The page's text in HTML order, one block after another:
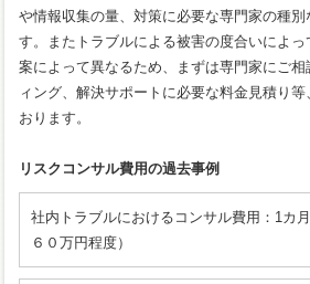
や情報収集の量、対策に必要な専門家の種別
す。またトラブルによる被害の度合いによ
案によって異なるため、まずは専門家にご
ィング、解決サポートに必要な料金見積り
おります。
リスクコンサル費用の過去事例
社内トラブルにおけるコンサル費用：1カ
６０万円程度）